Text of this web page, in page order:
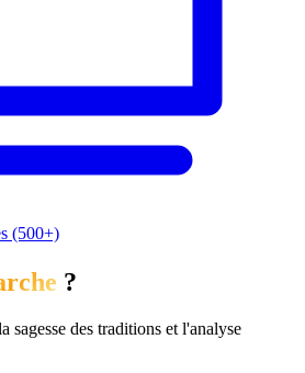
(500+)
?
sagesse des traditions et l'analyse